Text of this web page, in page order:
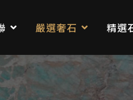
嚴選奢石 精選